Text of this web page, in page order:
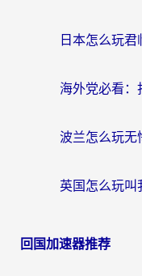
回国加速器推荐